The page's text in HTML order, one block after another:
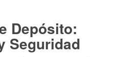
Depósito:
Seguridad